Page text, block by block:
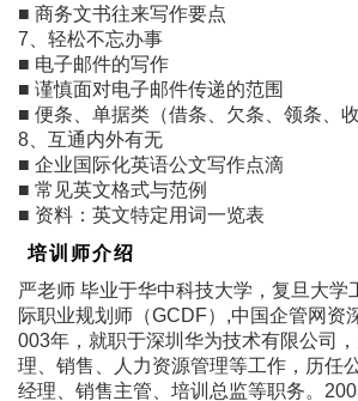
■ 商务文书往来写作要点
7、轻松不忘办事
■ 电子邮件的写作
■ 谨慎面对电子邮件传递的范围
■ 便条、单据类（借条、欠条、领条、
8、互通内外有无
■ 企业国际化英语公文写作点滴
■ 常见英文格式与范例
■ 资料：英文特定用词一览表
培训师介绍
严老师 毕业于华中科技大学，复旦大学
际职业规划师（GCDF）,中国企管网资
003年，就职于深圳华为技术有限公司
理、销售、人力资源管理等工作，历任
经理、销售主管、培训总监等职务。